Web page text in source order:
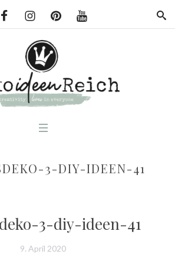
3-DIY-IDEEN-41
3-diy-ideen-41
9. April 2020